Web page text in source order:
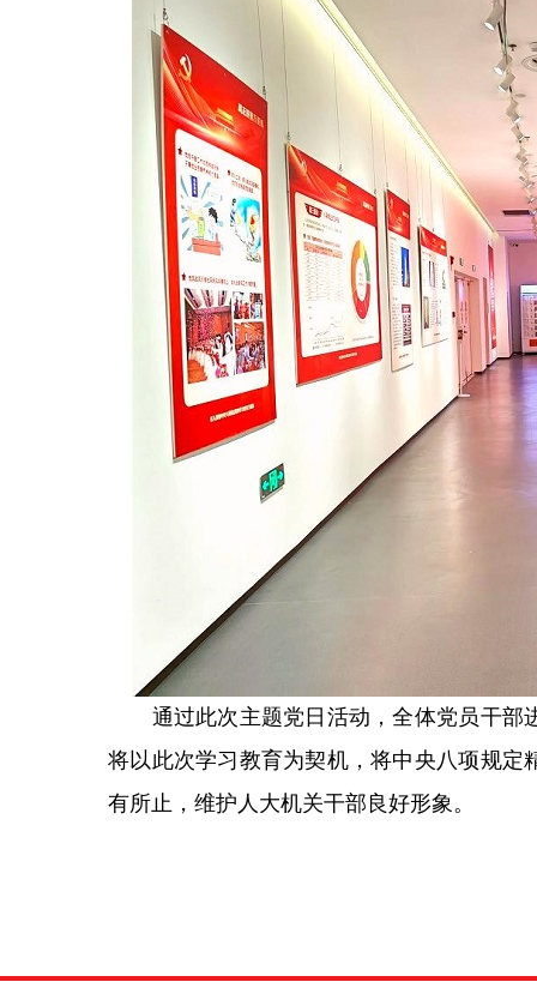
通过此次主题党日活动，全体党员干部
将以此次学习教育为契机，将中央八项规
有所止，维护人大机关干部良好形象。